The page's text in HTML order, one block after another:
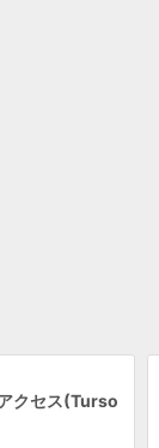
クセス(Turso